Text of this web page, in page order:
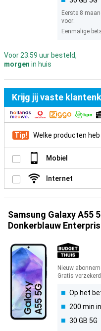
Eerste 8
voor:
Eenmalige
Voor 23:59 uur besteld,
morgen in huis
Krijg jij vaste
Tip! Welke producten heb
Mobiel
Internet
Samsung Galaxy A55
Donkerblauw
Nieuw
Gratis
Op het
200 min
30 GB 5G